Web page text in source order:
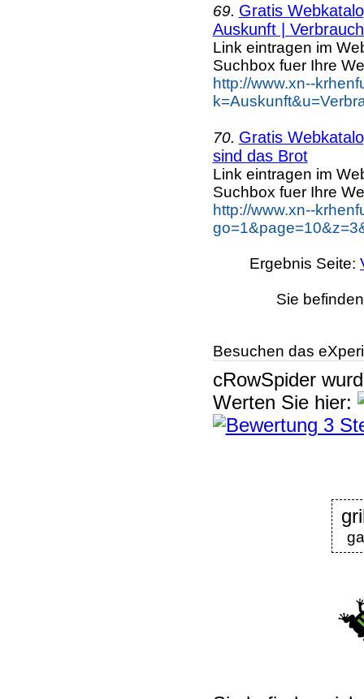
69. Gratis
Auskunft |
Link eintragen im
Suchbox fuer Ihre
http://www.xn--
70. Gratis
sind das Brot
Link eintragen im
Suchbox fuer Ihre
http://www.xn--
Ergebnis Seite:
Sie
Besuchen das
cRowSpider
Werten Sie hier: